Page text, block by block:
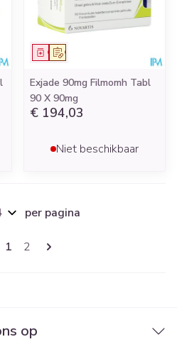
Op voorschrift
Geneesmiddel
Exjade 90mg Filmomh Tabl
90 X 90mg
€ 194,03
Niet beschikbaar
Pagina's
U lees momenteel pagina
1 Pagina
2
per pagina
op